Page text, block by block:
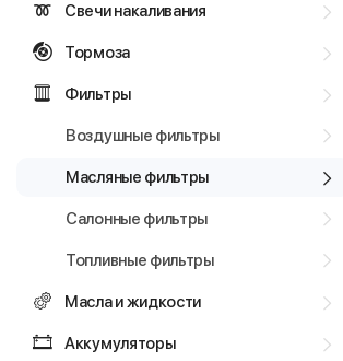
Свечи накаливания
Тормоза
Фильтры
Воздушные фильтры
Масляные фильтры
Салонные фильтры
Топливные фильтры
Масла и жидкости
Аккумуляторы